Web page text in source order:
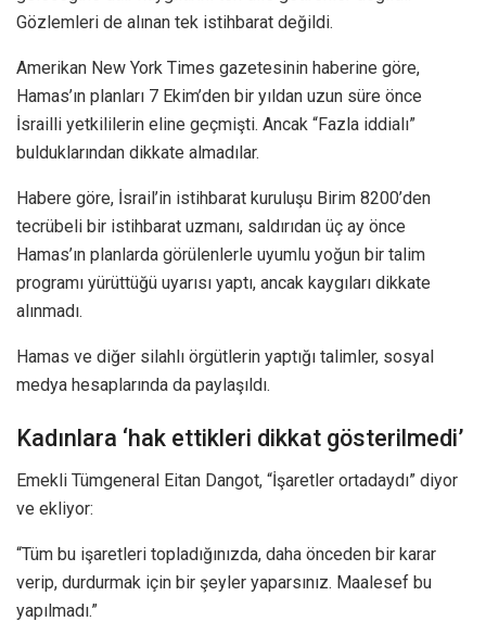
Gözlemleri de alınan tek istihbarat değildi.
Amerikan New York Times gazetesinin haberine göre,
Hamas’ın planları 7 Ekim’den bir yıldan uzun süre önce
İsrailli yetkililerin eline geçmişti. Ancak “Fazla iddialı”
bulduklarından dikkate almadılar.
Habere göre, İsrail’in istihbarat kuruluşu Birim 8200’den
tecrübeli bir istihbarat uzmanı, saldırıdan üç ay önce
Hamas’ın planlarda görülenlerle uyumlu yoğun bir talim
programı yürüttüğü uyarısı yaptı, ancak kaygıları dikkate
alınmadı.
Hamas ve diğer silahlı örgütlerin yaptığı talimler, sosyal
medya hesaplarında da paylaşıldı.
Kadınlara ‘hak ettikleri dikkat gösterilmedi’
Emekli Tümgeneral Eitan Dangot, “İşaretler ortadaydı” diyor
ve ekliyor:
“Tüm bu işaretleri topladığınızda, daha önceden bir karar
verip, durdurmak için bir şeyler yaparsınız. Maalesef bu
yapılmadı.”